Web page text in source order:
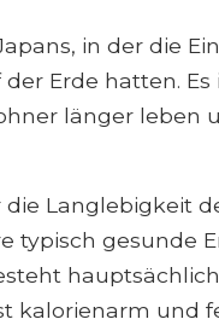
in der die
Erde hatten. Es
länger leben
Langlebigkeit
typisch gesunde
kalorienarm und